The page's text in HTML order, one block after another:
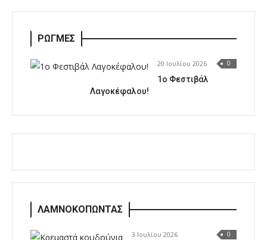
ΡΩΓΜΕΣ
20 Ιουλίου 2026 0
1o Φεστιβάλ
Λαγοκέφαλου!
ΛΑΜΝΟΚΟΠΩΝΤΑΣ
3 Ιουλίου 2026 0